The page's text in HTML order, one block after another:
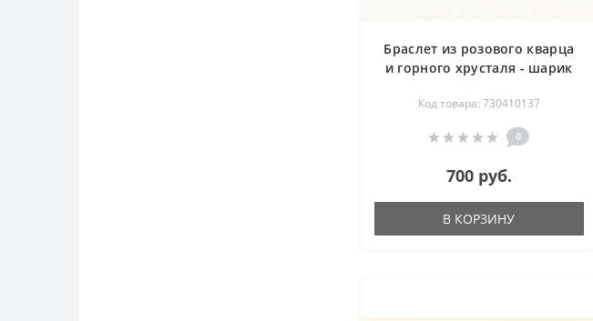
Браслет из розового кварца
и горного хрусталя - шарик
Код товара: 730410137
0
700 руб.
В КОРЗИНУ